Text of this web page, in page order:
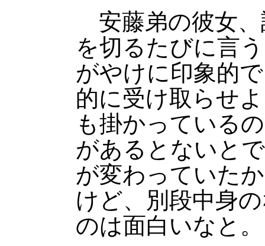
安藤弟の彼女、
を切るたびに言
がやけに印象的
的に受け取らせ
も掛かっている
があるとないと
が変わっていた
けど、別段中身
のは面白いなと。